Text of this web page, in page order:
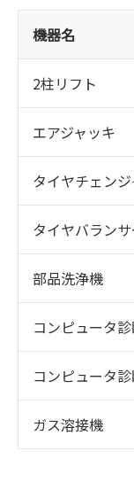
機器名
2柱リフト
エアジャッキ
タイヤチェンジ
タイヤバランサ
部品洗浄機
コンピュータ
コンピュータ
ガス溶接機